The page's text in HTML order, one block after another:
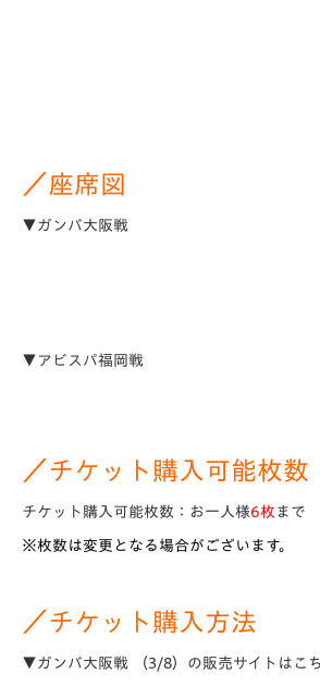
／座席図
▼ガンバ大阪戦
▼アビスパ福岡戦
／チケット購入可能枚数
チケット購入可能枚数：お一人様6枚 まで
※枚数は変更となる場合がございます。
／チケット購入方法
▼ガンバ大阪戦 （3/8）の販売サイトはこ